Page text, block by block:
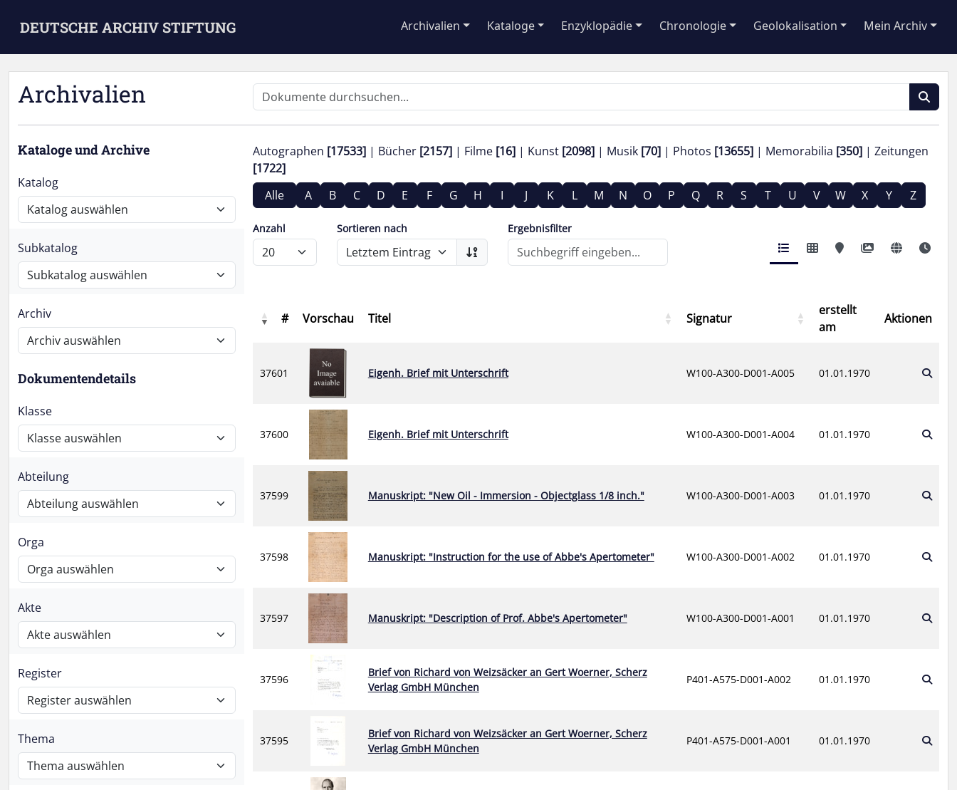
DEUTSCHE ARCHIV STIFTUNG Archivalien Kataloge Enzyklopädie Chronologie Geolokalisation Mein Archiv
Archivalien
Kataloge und Archive
Katalog
Subkatalog
Archiv
Dokumentendetails
Klasse
Abteilung
Orga
Akte
Register
Thema
Autographen [17533] Bücher [2157] Filme [16] Kunst [2098] Musik [70] Photos [13655] Memorabilia [350]
Zeitungen
[1722]
Alle
A B C D E F G H I J K L M N O P Q R S T U V W X Y Z
Anzahl Sortieren nach Ergebnisfilter
# Vorschau Titel Signatur
erstellt
am
Aktionen
37601 Eigenh. Brief mit Unterschrift W100-A300-D001-A005 01.01.1970
37600 Eigenh. Brief mit Unterschrift W100-A300-D001-A004 01.01.1970
37599 Manuskript: "New Oil - Immersion - Objectglass 1/8 inch." W100-A300-D001-A003 01.01.1970
37598 Manuskript: "Instruction for the use of Abbe's Apertometer" W100-A300-D001-A002 01.01.1970
37597 Manuskript: "Description of Prof. Abbe's Apertometer" W100-A300-D001-A001 01.01.1970
37596
Brief von Richard von Weizsäcker an Gert Woerner, Scherz
Verlag GmbH München
P401-A575-D001-A002 01.01.1970
37595
Brief von Richard von Weizsäcker an Gert Woerner, Scherz
Verlag GmbH München
P401-A575-D001-A001 01.01.1970